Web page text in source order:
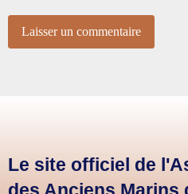
Le site officiel de